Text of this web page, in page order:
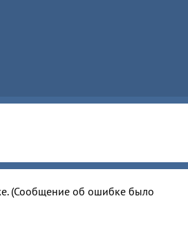
(Сообщение об ошибке было